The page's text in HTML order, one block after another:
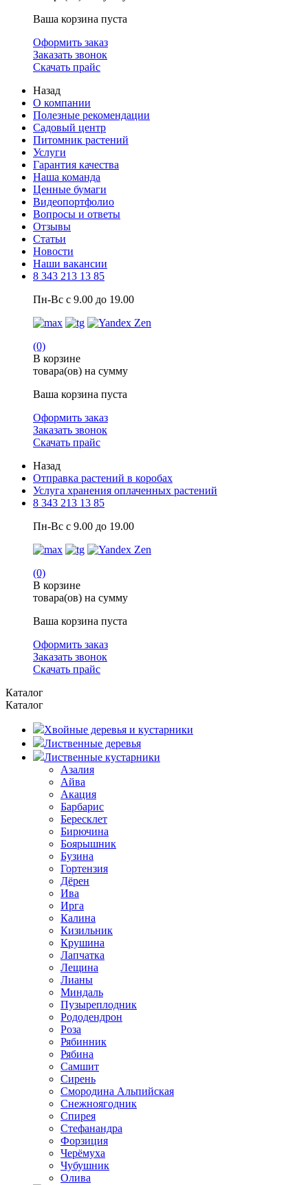
Ваша корзина пуста
Оформить заказ
Заказать звонок
Скачать прайс
Назад
О компании
Полезные рекомендации
Садовый центр
Питомник растений
Услуги
Гарантия качества
Наша команда
Ценные бумаги
Видеопортфолио
Вопросы и ответы
Отзывы
Статьи
Новости
Наши вакансии
8 343 213 13 85
Пн-Вс с 9.00 до 19.00
(0)
В корзине
товара(ов) на сумму
Ваша корзина пуста
Оформить заказ
Заказать звонок
Скачать прайс
Назад
Отправка растений в коробах
Услуга хранения оплаченных растений
8 343 213 13 85
Пн-Вс с 9.00 до 19.00
(0)
В корзине
товара(ов) на сумму
Ваша корзина пуста
Оформить заказ
Заказать звонок
Скачать прайс
Каталог
Каталог
Хвойные деревья и кустарники
Лиственные деревья
Лиственные кустарники
Азалия
Айва
Акация
Барбарис
Бересклет
Бирючина
Боярышник
Бузина
Гортензия
Дёрен
Ива
Ирга
Калина
Кизильник
Крушина
Лапчатка
Лещина
Лианы
Миндаль
Пузыреплодник
Рододендрон
Роза
Рябинник
Рябина
Самшит
Сирень
Смородина Альпийская
Снежноягодник
Спирея
Стефанандра
Форзиция
Черёмуха
Чубушник
Олива